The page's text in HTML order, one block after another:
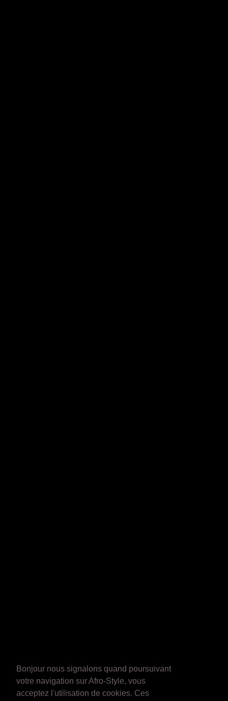
Bonjour nous signalons quand poursuivant
votre navigation sur Afro-Style, vous
acceptez l'utilisation de cookies. Ces